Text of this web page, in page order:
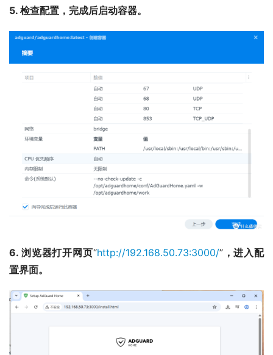
5. 检查配置，完成后启动容器。
6. 浏览器打开网页“http://192.168.50.73:3000/”，进入配
置界面。